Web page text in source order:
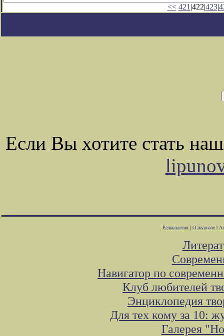
<< 421 |422|423|
Если Вы хотите стать
Редколлегия| О журнале|
Навигатор по
Клуб любителей
Энциклопедия
Для тех кому за 10:
Галерея